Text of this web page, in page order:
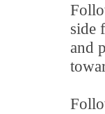
side
and